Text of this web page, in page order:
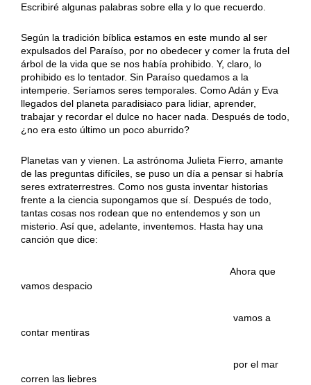
Escribiré algunas palabras sobre ella y lo que recuerdo.
Según la tradición bíblica estamos en este mundo al ser
expulsados del Paraíso, por no obedecer y comer la fruta del
árbol de la vida que se nos había prohibido. Y, claro, lo
prohibido es lo tentador. Sin Paraíso quedamos a la
intemperie. Seríamos seres temporales. Como Adán y Eva
llegados del planeta paradisiaco para lidiar, aprender,
trabajar y recordar el dulce no hacer nada. Después de todo,
¿no era esto último un poco aburrido?
Planetas van y vienen. La astrónoma Julieta Fierro, amante
de las preguntas difíciles, se puso un día a pensar si habría
seres extraterrestres. Como nos gusta inventar historias
frente a la ciencia supongamos que sí. Después de todo,
tantas cosas nos rodean que no entendemos y son un
misterio. Así que, adelante, inventemos. Hasta hay una
canción que dice:
Ahora que
vamos despacio
vamos a
contar mentiras
por el mar
corren las liebres